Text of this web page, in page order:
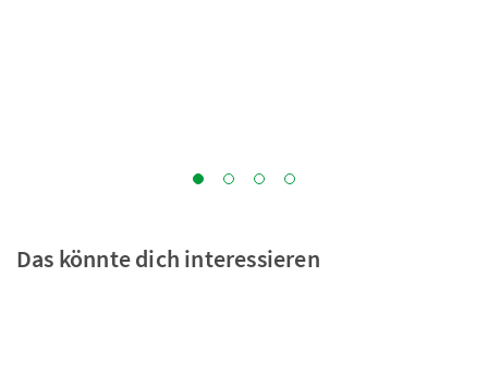
Das könnte dich interessieren